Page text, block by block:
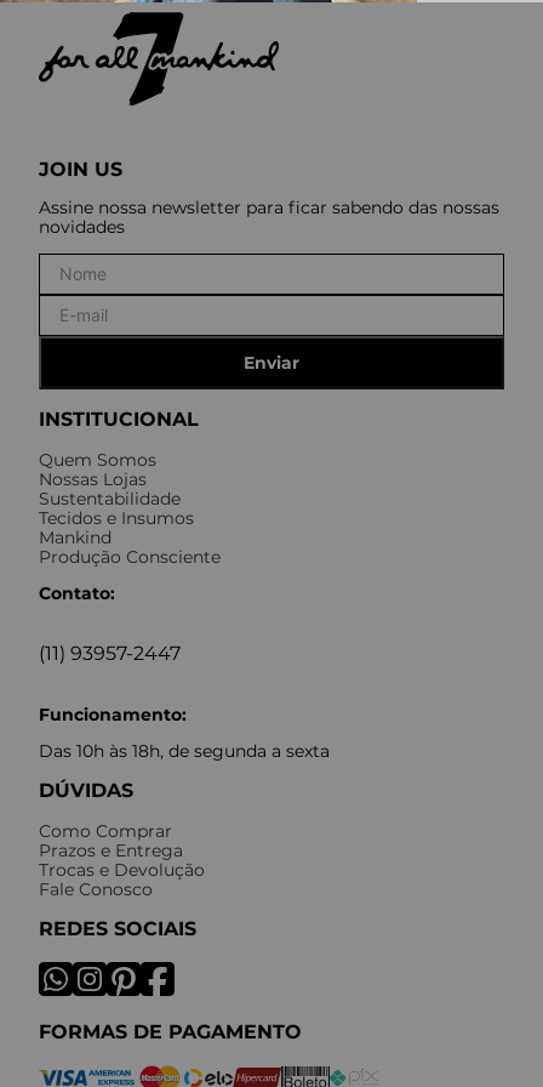
INSTITUCIONAL
Quem Somos
Nossas Lojas
Sustentabilidade
Tecidos e Insumos
Mankind
Produção Consciente
Contato:
(11) 93957-2447
Funcionamento:
Das 10h às 18h, de segunda a sexta
DÚVIDAS
Como Comprar
Prazos e Entrega
Trocas e Devolução
Fale Conosco
REDES SOCIAIS
FORMAS DE PAGAMENTO
JOIN US
Assine nossa newsletter para ficar sabendo das nossas
novidades
Enviar